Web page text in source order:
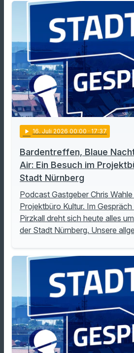
play_arrow 16. Juli 2026 00:00 · 17:37
Bardentreffen, Blaue
Air: Ein Besuch im
Stadt Nürnberg
Podcast Gastgeber Chris
Projektbüro Kultur. Im
Pirzkall dreht sich heute alles
der Stadt Nürnberg. Unsere